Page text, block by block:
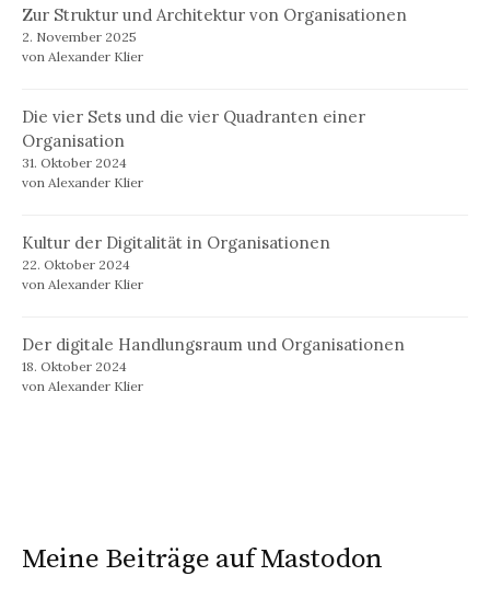
Zur Struktur und Architektur von Organisationen
2. November 2025
von Alexander Klier
Die vier Sets und die vier Quadranten einer
Organisation
31. Oktober 2024
von Alexander Klier
Kultur der Digitalität in Organisationen
22. Oktober 2024
von Alexander Klier
Der digitale Handlungsraum und Organisationen
18. Oktober 2024
von Alexander Klier
Meine Beiträge auf Mastodon